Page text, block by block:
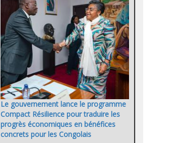
Le gouvernement lance le programme
Compact Résilience pour traduire les
progrès économiques en bénéfices
concrets pour les Congolais